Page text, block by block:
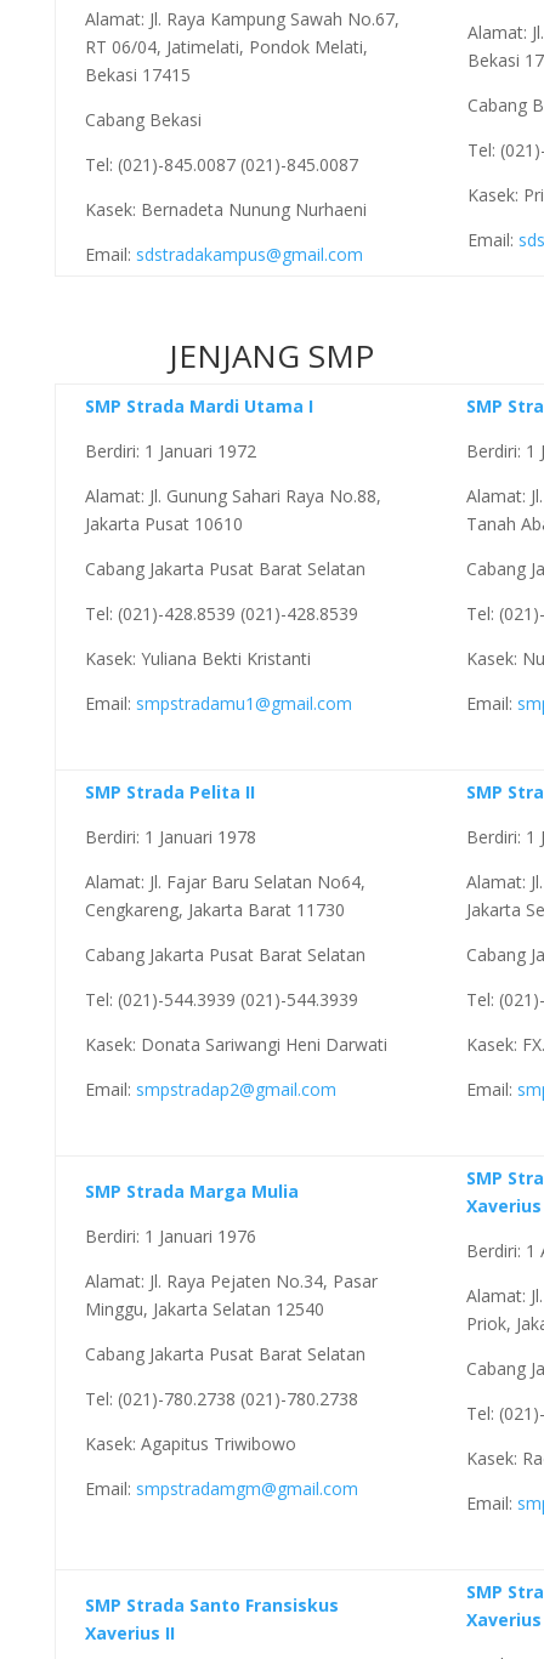
Alamat: Jl. Raya Kampung Sawah No.67,
RT 06/04, Jatimelati, Pondok Melati,
Bekasi 17415
Cabang Bekasi
Tel: (021)-845.0087 (021)-845.0087
Kasek: Bernadeta Nunung Nurhaeni
Email: sdstradakampus@gmail.com
Alamat:
Bekasi
Cabang
Tel:
Kasek:
Email:
JENJANG SMP
SMP Strada Mardi Utama I
Berdiri: 1 Januari 1972
Alamat: Jl. Gunung Sahari Raya No.88,
Jakarta Pusat 10610
Cabang Jakarta Pusat Barat Selatan
Tel: (021)-428.8539 (021)-428.8539
Kasek: Yuliana Bekti Kristanti
Email: smpstradamu1@gmail.com
SMP
Berdiri: 1
Alamat:
Tanah
Cabang
Tel:
Kasek:
Email:
SMP Strada Pelita II
Berdiri: 1 Januari 1978
Alamat: Jl. Fajar Baru Selatan No64,
Cengkareng, Jakarta Barat 11730
Cabang Jakarta Pusat Barat Selatan
Tel: (021)-544.3939 (021)-544.3939
Kasek: Donata Sariwangi Heni Darwati
Email: smpstradap2@gmail.com
SMP
Berdiri: 1
Alamat:
Jakarta
Cabang
Tel:
Kasek:
Email:
SMP Strada Marga Mulia
Berdiri: 1 Januari 1976
Alamat: Jl. Raya Pejaten No.34, Pasar
Minggu, Jakarta Selatan 12540
Cabang Jakarta Pusat Barat Selatan
Tel: (021)-780.2738 (021)-780.2738
Kasek: Agapitus Triwibowo
Email: smpstradamgm@gmail.com
SMP
Berdiri: 1
Alamat:
Priok,
Cabang
Tel:
Kasek:
Email:
SMP Strada Santo Fransiskus
Xaverius II
SMP
Xaverius